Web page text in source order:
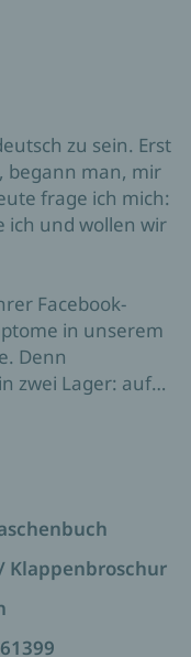
zu sein. Erst
begann man, mir
frage ich mich:
ich und wollen wir
Facebook-
in unserem
Denn
zwei Lager: auf
offenen,
Immer
in unsere
fühlen sich von
von der
ist nun
Menschen aus
eine neue
als Heimat
Klappenbroschur